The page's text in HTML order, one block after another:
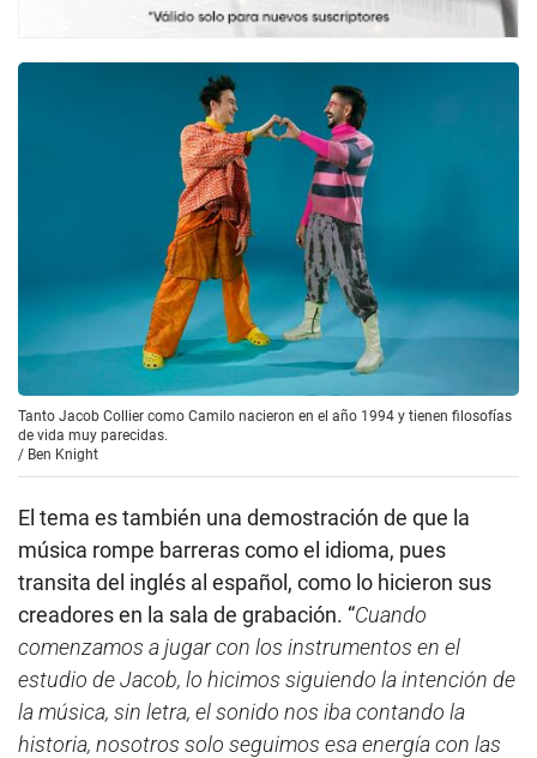
Tanto Jacob Collier como Camilo nacieron en el año 1994 y tienen filosofías
de vida muy parecidas.
/ Ben Knight
El tema es también una demostración de que la
música rompe barreras como el idioma, pues
transita del inglés al español, como lo hicieron sus
creadores en la sala de grabación. “Cuando
comenzamos a jugar con los instrumentos en el
estudio de Jacob, lo hicimos siguiendo la intención de
la música, sin letra, el sonido nos iba contando la
historia, nosotros solo seguimos esa energía con las